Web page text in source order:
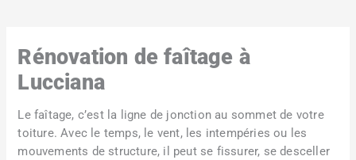
Rénovation de faîtage à
Lucciana
Le faîtage, c’est la ligne de jonction au sommet de votre
toiture. Avec le temps, le vent, les intempéries ou les
mouvements de structure, il peut se fissurer, se desceller